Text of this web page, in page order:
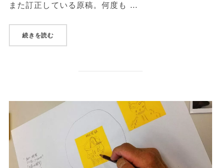
また訂正している原稿。何度も …
続きを読む